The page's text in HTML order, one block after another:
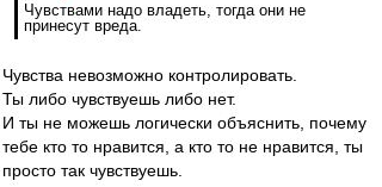
Чувствами надо владеть, тогда они не
принесут вреда.
Чувства невозможно контролировать.
Ты либо чувствуешь либо нет.
И ты не можешь логически объяснить, почему
тебе кто то нравится, а кто то не нравится, ты
просто так чувствуешь.